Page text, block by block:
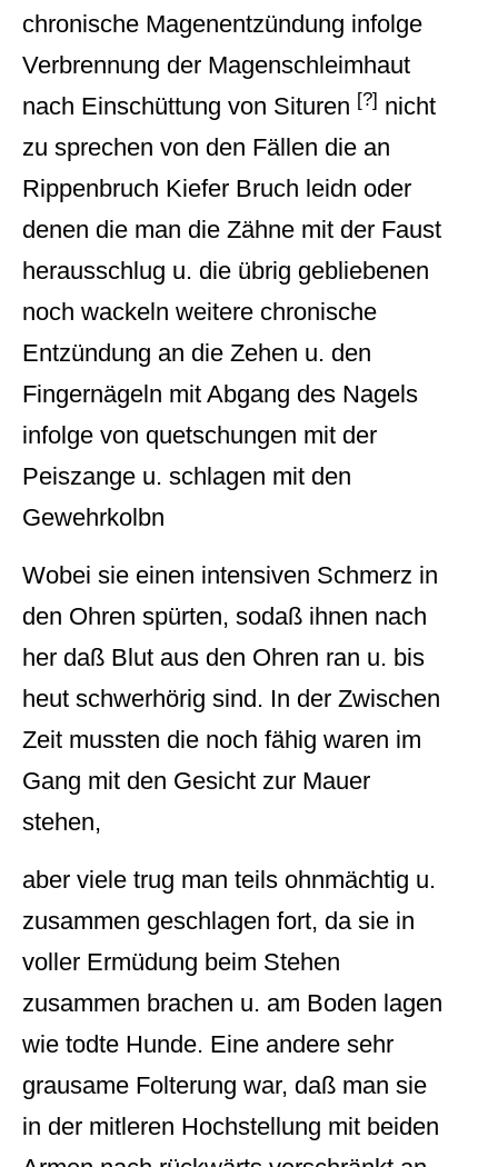
chronische Magenentzündung infolge
Verbrennung der Magenschleimhaut
nach Einschüttung von Situren [?] nicht
zu sprechen von den Fällen die an
Rippenbruch Kiefer Bruch leidn oder
denen die man die Zähne mit der Faust
herausschlug u. die übrig gebliebenen
noch wackeln weitere chronische
Entzündung an die Zehen u. den
Fingernägeln mit Abgang des Nagels
infolge von quetschungen mit der
Peiszange u. schlagen mit den
Gewehrkolbn
Wobei sie einen intensiven Schmerz in
den Ohren spürten, sodaß ihnen nach
her daß Blut aus den Ohren ran u. bis
heut schwerhörig sind. In der Zwischen
Zeit mussten die noch fähig waren im
Gang mit den Gesicht zur Mauer
stehen,
aber viele trug man teils ohnmächtig u.
zusammen geschlagen fort, da sie in
voller Ermüdung beim Stehen
zusammen brachen u. am Boden lagen
wie todte Hunde. Eine andere sehr
grausame Folterung war, daß man sie
in der mitleren Hochstellung mit beiden